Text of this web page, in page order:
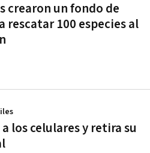
crearon un fondo de
rescatar 100 especies al
los celulares y retira su